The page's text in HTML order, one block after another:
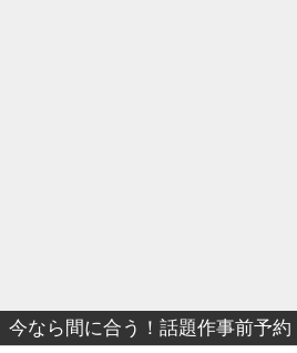
今なら間に合う！話題作事前予約